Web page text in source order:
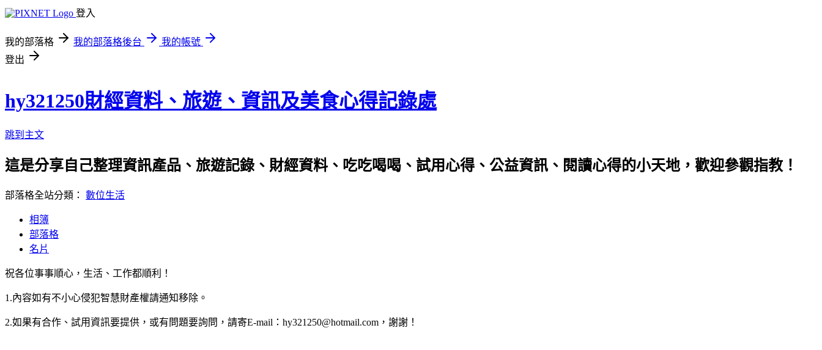
登入
我的部落格 我的部落格後台
我的帳號
登出
hy321250財經資料、旅遊、資訊及美食心得記錄處
跳到主文
這是分享自己整理資訊產品、旅遊記錄、財經資料、吃吃喝喝、試用心得、公益資訊、閱讀心得的小天地，歡迎參觀指教！
部落格全站分類： 數位生活
相簿
部落格
名片
祝各位事事順心，生活、工作都順利！
1.內容如有不小心侵犯智慧財產權請通知移除。
2.如果有合作、試用資訊要提供，或有問題要詢問，請寄E-mail：hy321250@hotmail.com，謝謝！